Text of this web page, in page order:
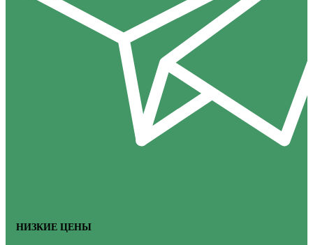
НИЗКИЕ ЦЕНЫ